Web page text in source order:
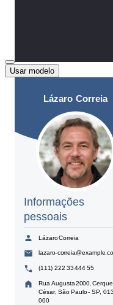
Usar modelo